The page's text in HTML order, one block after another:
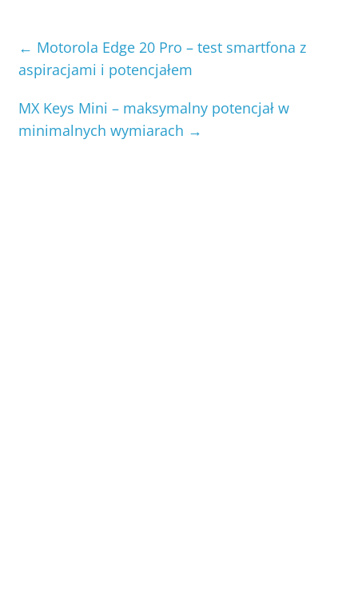
← Motorola Edge 20 Pro – test smartfona z
aspiracjami i potencjałem
MX Keys Mini – maksymalny potencjał w
minimalnych wymiarach →